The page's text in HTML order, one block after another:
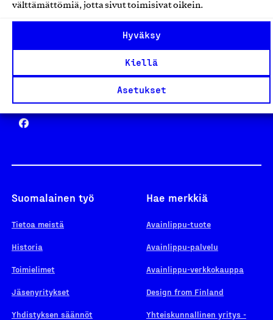
välttämättömiä, jotta sivut toimisivat oikein.
Hyväksy
Kiellä
Asetukset
Yhteiskunnallinen Yritys -merkki
Suomalainen työ
Tietoa meistä
Historia
Toimielimet
Jäsenyritykset
Yhdistyksen säännöt
Hae merkkiä
Avainlippu-tuote
Avainlippu-palvelu
Avainlippu-verkkokauppa
Design from Finland
Yhteiskunnallinen yritys -